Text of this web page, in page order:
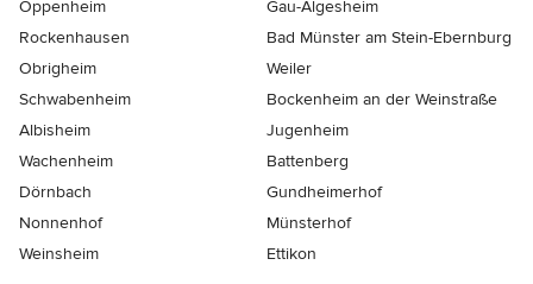
Oppenheim
Gau-Algesheim
Rockenhausen
Bad Münster am Stein-Ebernburg
Obrigheim
Weiler
Schwabenheim
Bockenheim an der Weinstraße
Albisheim
Jugenheim
Wachenheim
Battenberg
Dörnbach
Gundheimerhof
Nonnenhof
Münsterhof
Weinsheim
Ettikon